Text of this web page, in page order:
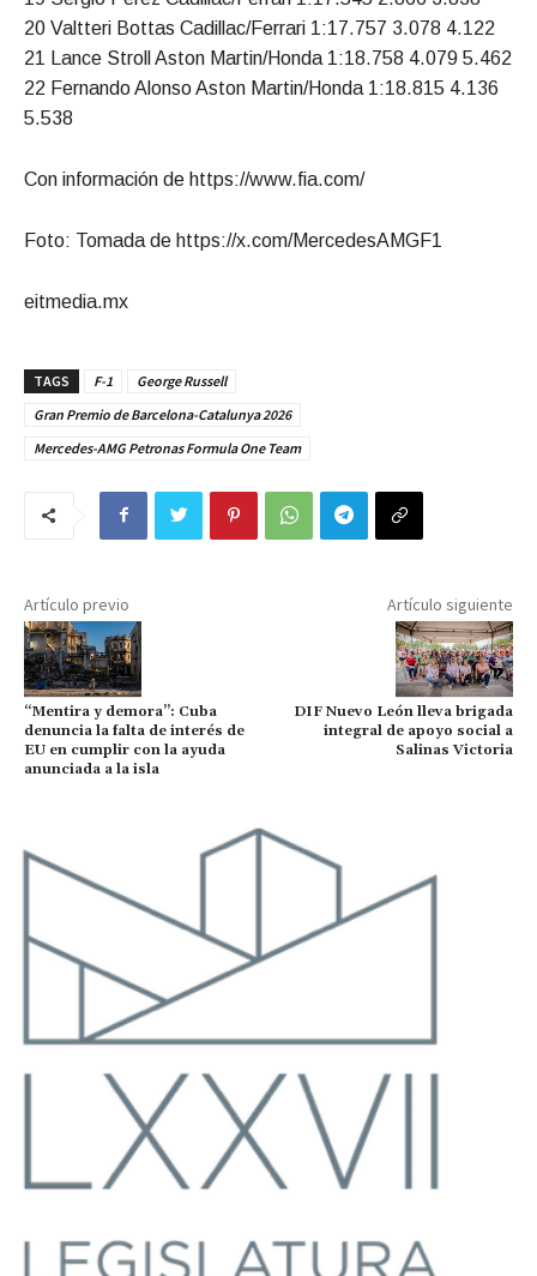
20 Valtteri Bottas Cadillac/Ferrari 1:17.757 3.078 4.122
21 Lance Stroll Aston Martin/Honda 1:18.758 4.079 5.462
22 Fernando Alonso Aston Martin/Honda 1:18.815 4.136
5.538
Con información de https://www.fia.com/
Foto: Tomada de https://x.com/MercedesAMGF1
eitmedia.mx
TAGS F-1
George Russell
Gran Premio de Barcelona-Catalunya 2026
Mercedes-AMG Petronas Formula One Team
Artículo previo
“Mentira y demora”: Cuba
denuncia la falta de interés de
EU en cumplir con la ayuda
anunciada a la isla
Artículo siguiente
DIF Nuevo León lleva brigada
integral de apoyo social a
Salinas Victoria